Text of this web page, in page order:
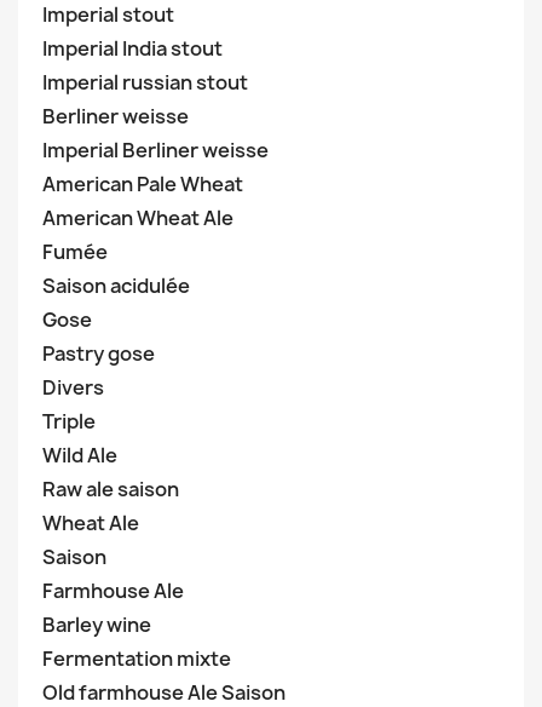
Imperial stout
Imperial India stout
Imperial russian stout
Berliner weisse
Imperial Berliner weisse
American Pale Wheat
American Wheat Ale
Fumée
Saison acidulée
Gose
Pastry gose
Divers
Triple
Wild Ale
Raw ale saison
Wheat Ale
Saison
Farmhouse Ale
Barley wine
Fermentation mixte
Old farmhouse Ale Saison